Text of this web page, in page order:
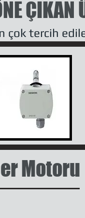
ÇIKAN
çok tercih
Motoru